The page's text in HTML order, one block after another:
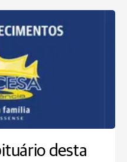
desta